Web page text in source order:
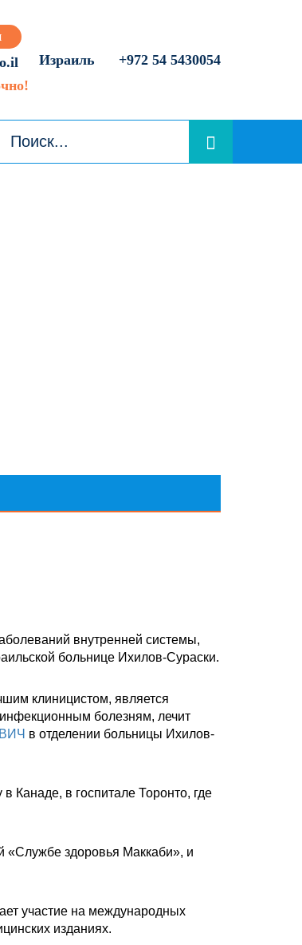
Израиль +972 54 5430054
внутренней системы,
больнице Ихилов-Сураски.
клиницистом, является
болезням, лечит
ВИЧ в отделении больницы Ихилов-
Канаде, в госпитале Торонто, где
«Службе здоровья Маккаби», и
участие на международных
изданиях.